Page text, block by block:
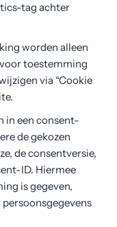
tag achter
worden alleen
toestemming
via “Cookie
in een consent-
de gekozen
de consentversie,
ID. Hiermee
is gegeven,